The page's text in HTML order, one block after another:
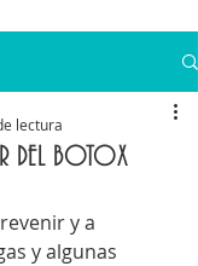
DEL BOTOX
lectura
y a
y algunas